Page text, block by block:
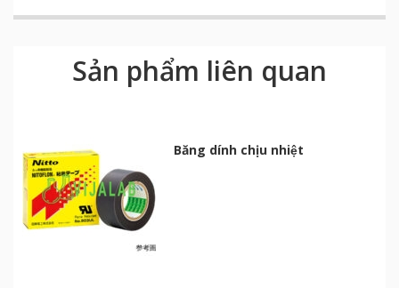
Sản phẩm liên quan
Băng dính chịu nhiệt